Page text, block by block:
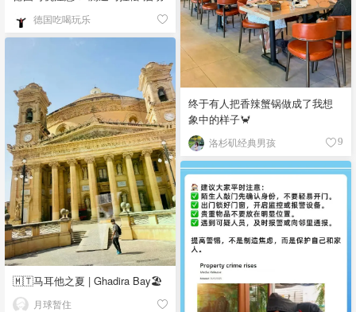
德国吃喝玩乐
终于有人把香辣蟹锅做成了我想
象中的样子🦀
洛杉矶经典男孩 9
🇲🇹马耳他之夏 | Ghadira Bay🏖️
月球暂住